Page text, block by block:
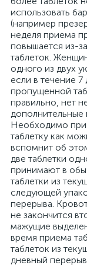
использовать
(например
неделя приема
повышается из-
таблеток.
одного из двух
если в течение
пропущенной
правильно, нет
дополнительные
Необходимо
таблетку как
вспомнит об
две таблетки
принимают в
таблетки из
следующей
перерыва.
не закончится
мажущие
время приема
таблеток из
дневный